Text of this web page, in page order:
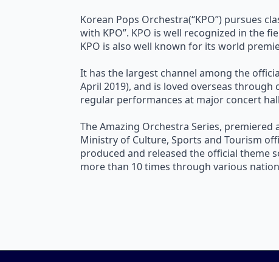
Korean Pops Orchestra(“KPO”) pursues
with KPO”. KPO is well recognized in the
KPO is also well known for its world
It has the largest channel among the
April 2019), and is loved overseas
regular performances at major concert
The Amazing Orchestra Series, premiered
Ministry of Culture, Sports and Tourism
produced and released the official theme
more than 10 times through various